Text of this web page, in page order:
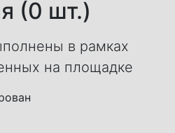
(0 шт.)
в рамках
на площадке